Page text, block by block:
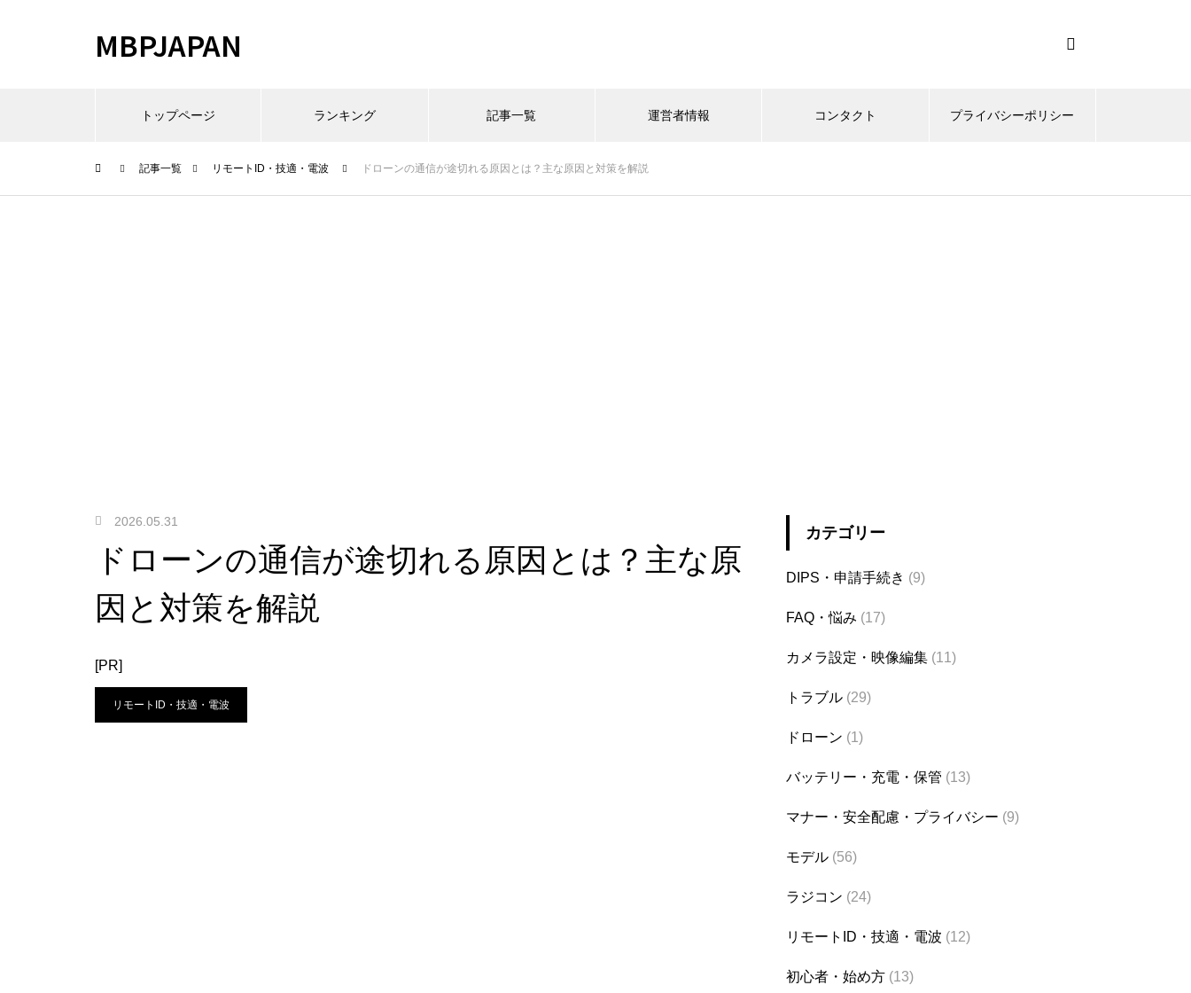
MBPJAPAN
トップページ ランキング 記事一覧 運営者情報 コンタクト プライバシーポリシー
記事一覧 リモートID・技適・電波 ドローンの通信が途切れる原因とは？主な原因と対策を解説
2026.05.31
ドローンの通信が途切れる原因とは？主な原
因と対策を解説
[PR]
リモートID・技適・電波
カテゴリー
DIPS・申請手続き (9)
FAQ・悩み (17)
カメラ設定・映像編集 (11)
トラブル (29)
ドローン (1)
バッテリー・充電・保管 (13)
マナー・安全配慮・プライバシー (9)
モデル (56)
ラジコン (24)
リモートID・技適・電波 (12)
初心者・始め方 (13)